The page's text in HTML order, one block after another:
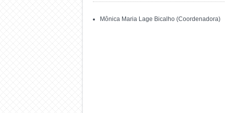
Mônica Maria Lage Bicalho (Coordenadora)